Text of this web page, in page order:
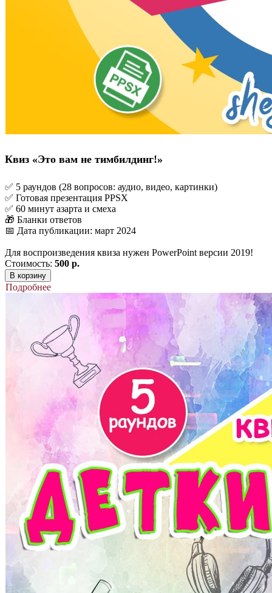
Квиз «Это вам не тимбилдинг!»
✅ 5 раундов (28 вопросов: аудио, видео, картинки)
✅ Готовая презентация PPSX
✅ 60 минут азарта и смеха
🎁 Бланки ответов
📅 Дата публикации: март 2024
Для воспроизведения квиза нужен PowerPoint версии 2019!
Стоимость: 500 р.
В корзину
Подробнее